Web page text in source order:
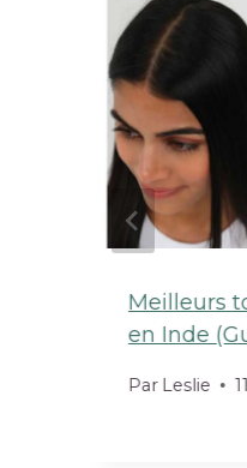
Meilleurs
en Inde
Par Leslie